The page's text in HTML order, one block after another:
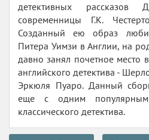
детективных рассказов
современницы Г.К.
Созданный ею образ
Питера Уимзи в Англии, на
давно занял почетное место
английского детектива -
Эркюля Пуаро. Данный
еще с одним популярным
классического детектива.